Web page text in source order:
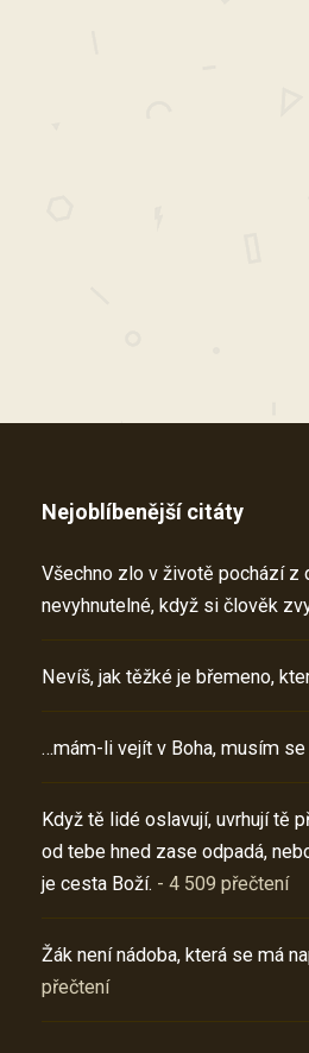
Nejoblíbenější citáty
Všechno zlo v životě pochází z
nevyhnutelné, když si člověk
Nevíš, jak těžké je břemeno,
…mám-li vejít v Boha, musím
Když tě lidé oslavují, uvrhují tě
od tebe hned zase odpadá,
je cesta Boží. - 4 509 přečtení
Žák není nádoba, která se má
přečtení